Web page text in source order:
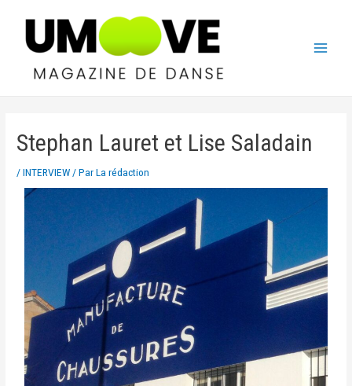
Stephan Lauret et Lise Saladain
/INTERVIEW/ ParLa rédaction